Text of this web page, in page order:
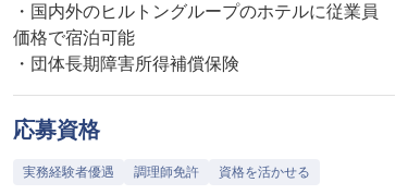
・国内外のヒルトングループのホテルに従業員
価格で宿泊可能
・団体長期障害所得補償保険
応募資格
実務経験者優遇 調理師免許 資格を活かせる